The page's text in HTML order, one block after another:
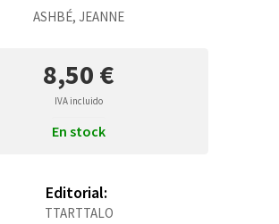
ASHBÉ, JEANNE
8,50 €
IVA incluido
En stock
Editorial:
TTARTTALO